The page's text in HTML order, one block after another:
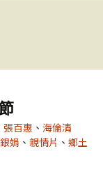
張百惠 、 海倫清
娟 、 親情片 、 鄉土